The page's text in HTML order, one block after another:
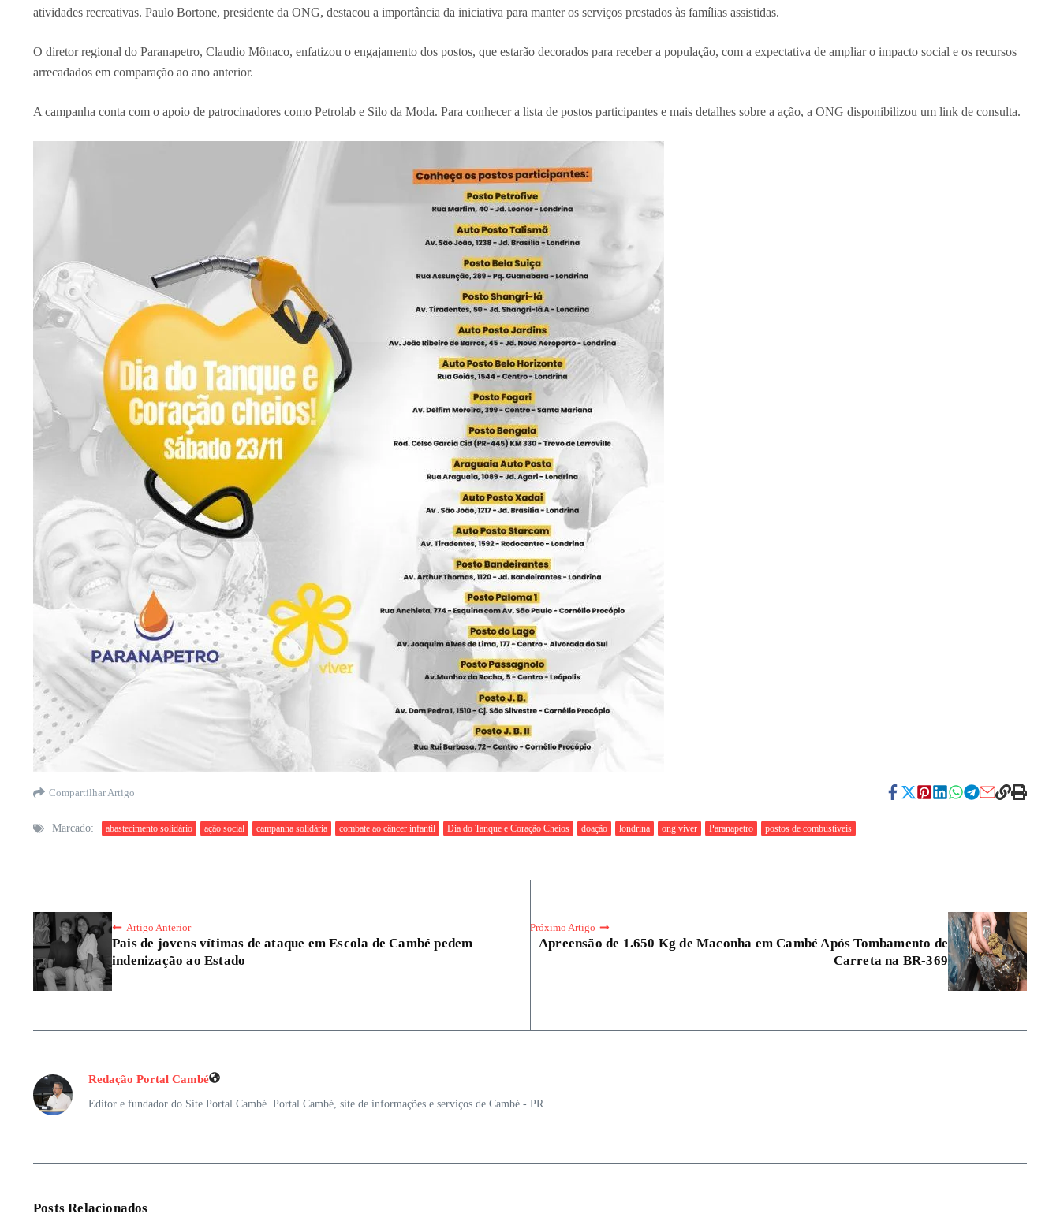
atividades recreativas. Paulo Bortone, presidente da ONG, destacou a importância da iniciativa para manter os serviços prestados às famílias assistidas.
O diretor regional do Paranapetro, Claudio Mônaco, enfatizou o engajamento dos postos, que estarão decorados para receber a população, com a expectativa de ampliar o impacto social e os recursos
arrecadados em comparação ao ano anterior.
A campanha conta com o apoio de patrocinadores como Petrolab e Silo da Moda. Para conhecer a lista de postos participantes e mais detalhes sobre a ação, a ONG disponibilizou um link de consulta.
Compartilhar Artigo
Marcado: abastecimento solidário ação social campanha solidária combate ao câncer infantil Dia do Tanque e Coração Cheios doação londrina ong viver Paranapetro postos de combustíveis
Artigo Anterior
Pais de jovens vítimas de ataque em Escola de Cambé pedem
indenização ao Estado
Próximo Artigo
Apreensão de 1.650 Kg de Maconha em Cambé Após Tombamento de
Carreta na BR-369
Redação Portal Cambé
Editor e fundador do Site Portal Cambé. Portal Cambé, site de informações e serviços de Cambé - PR.
Posts Relacionados